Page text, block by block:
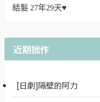
結髮 27年29天♥
近期拙作
[日劇]隔壁的阿力